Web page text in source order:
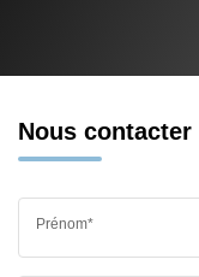
Nous contacter
Prénom*